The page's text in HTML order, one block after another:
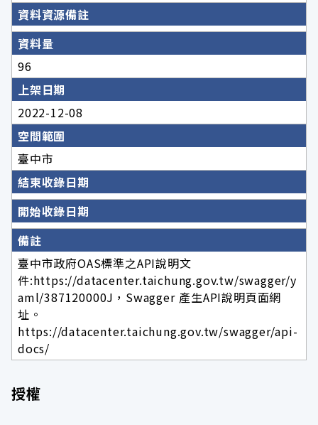
資料資源備註
資料量
96
上架日期
2022-12-08
空間範圍
臺中市
結束收錄日期
開始收錄日期
備註
臺中市政府OAS標準之API說明文
件:https://datacenter.taichung.gov.tw/swagger/y
aml/387120000J，Swagger 產生API說明頁面網
址。
https://datacenter.taichung.gov.tw/swagger/api-
docs/
授權